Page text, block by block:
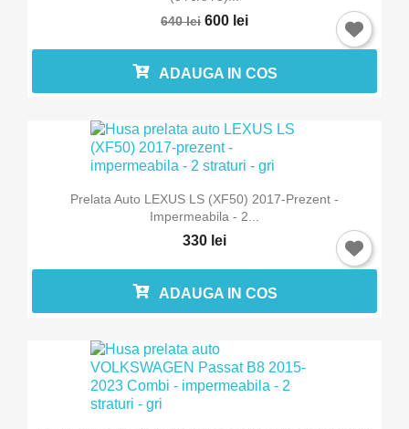
640 lei 600 lei
ADAUGA IN COS
Prelata Auto LEXUS LS (XF50) 2017-Prezent -
Impermeabila - 2...
330 lei
ADAUGA IN COS